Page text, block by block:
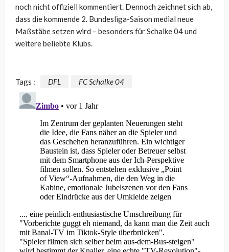
noch nicht offiziell kommentiert. Dennoch zeichnet sich ab,
dass die kommende 2. Bundesliga-Saison medial neue
Maßstäbe setzen wird – besonders für Schalke 04 und
weitere beliebte Klubs.
Tags : DFL FC Schalke 04